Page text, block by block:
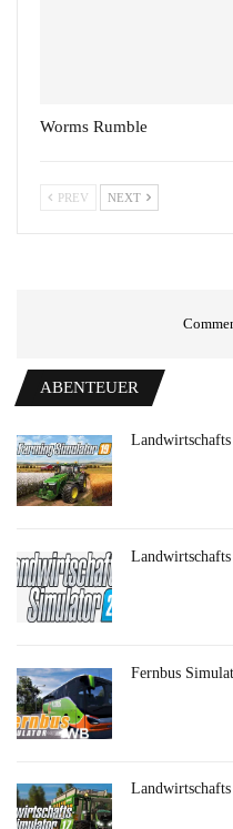
Worms Rumble
PREV NEXT
ABENTEUER
Fernbus